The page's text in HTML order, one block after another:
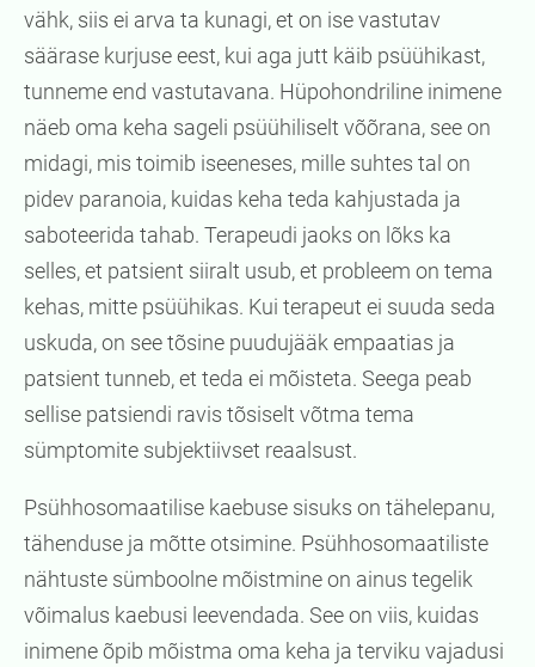
vähk, siis ei arva ta kunagi, et on ise vastutav
säärase kurjuse eest, kui aga jutt käib psüühikast,
tunneme end vastutavana. Hüpohondriline inimene
näeb oma keha sageli psüühiliselt võõrana, see on
midagi, mis toimib iseeneses, mille suhtes tal on
pidev paranoia, kuidas keha teda kahjustada ja
saboteerida tahab. Terapeudi jaoks on lõks ka
selles, et patsient siiralt usub, et probleem on tema
kehas, mitte psüühikas. Kui terapeut ei suuda seda
uskuda, on see tõsine puudujääk empaatias ja
patsient tunneb, et teda ei mõisteta. Seega peab
sellise patsiendi ravis tõsiselt võtma tema
sümptomite subjektiivset reaalsust.
Psühhosomaatilise kaebuse sisuks on tähelepanu,
tähenduse ja mõtte otsimine. Psühhosomaatiliste
nähtuste sümboolne mõistmine on ainus tegelik
võimalus kaebusi leevendada. See on viis, kuidas
inimene õpib mõistma oma keha ja terviku vajadusi